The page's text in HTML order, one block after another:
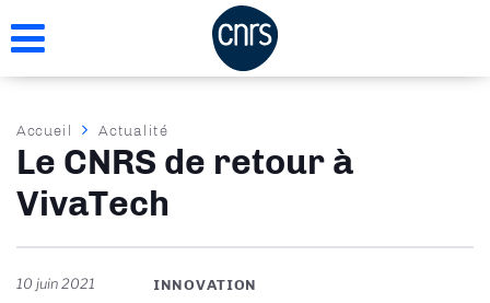
au
Fil
d'Ariane
Accueil Actualité
Le CNRS de retour à
VivaTech
10 juin 2021 INNOVATION